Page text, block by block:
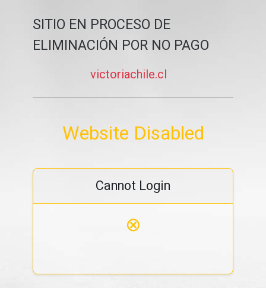
SITIO EN PROCESO DE
ELIMINACIÓN POR NO PAGO
victoriachile.cl
Website Disabled
Cannot Login
⊗